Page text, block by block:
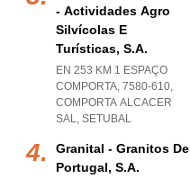
- Actividades Agro
Silvícolas E
Turísticas, S.a.
EN 253 KM 1 ESPAÇO
COMPORTA, 7580-610,
COMPORTA ALCACER
SAL, SETUBAL
Granital - Granitos De
Portugal, S.a.